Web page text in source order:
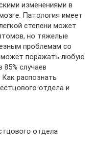
изменениями в
Патология имеет
степени может
но тяжелые
проблемам со
может поражать любую
случаев
распознать
отдела и
отдела